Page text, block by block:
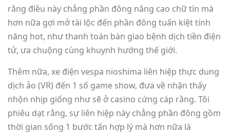
rằng điều này chẳng phần đông nâng cao chữ tín mà
hơn nữa gợi mở tài lộc đến phần đông tuấn kiệt tính
năng hot, như thanh toán bàn giao bệnh dịch tiền điện
tử, ưa chuộng cùng khuynh hướng thế giới.
Thêm nữa, xe điện vespa nioshima liên hiệp thực dung
dịch ảo (VR) đến 1 số game show, đưa về nhận thấy
nhộn nhịp giống như sẽ ở casino cứng cáp rằng. Tôi
phiêu dạt rằng, sự liên hiệp này chẳng phần đông gồm
thời gian sống 1 bước tấn hợp lý mà hơn nữa là